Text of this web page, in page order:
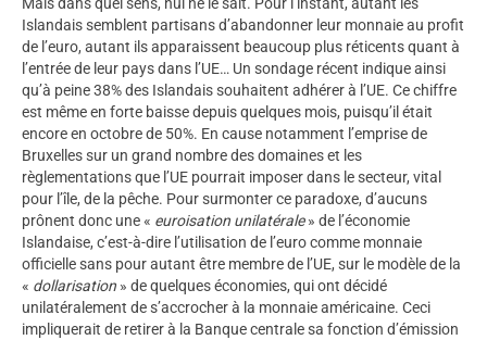
Islandais semblent partisans d’abandonner leur monnaie au profit
de l’euro, autant ils apparaissent beaucoup plus réticents quant à
l’entrée de leur pays dans l’UE… Un sondage récent indique ainsi
qu’à peine 38% des Islandais souhaitent adhérer à l’UE. Ce chiffre
est même en forte baisse depuis quelques mois, puisqu’il était
encore en octobre de 50%. En cause notamment l’emprise de
Bruxelles sur un grand nombre des domaines et les
règlementations que l’UE pourrait imposer dans le secteur, vital
pour l’île, de la pêche. Pour surmonter ce paradoxe, d’aucuns
prônent donc une « euroisation unilatérale» de l’économie
Islandaise, c’est-à-dire l’utilisation de l’euro comme monnaie
officielle sans pour autant être membre de l’UE, sur le modèle de la
« dollarisation » de quelques économies, qui ont décidé
unilatéralement de s’accrocher à la monnaie américaine. Ceci
impliquerait de retirer à la Banque centrale sa fonction d’émission